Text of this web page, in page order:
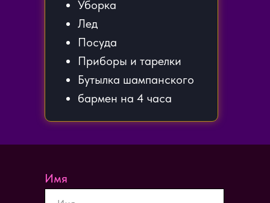
Уборка
Лед
Посуда
Приборы и тарелки
Бутылка шампанского
бармен на 4 часа
Имя